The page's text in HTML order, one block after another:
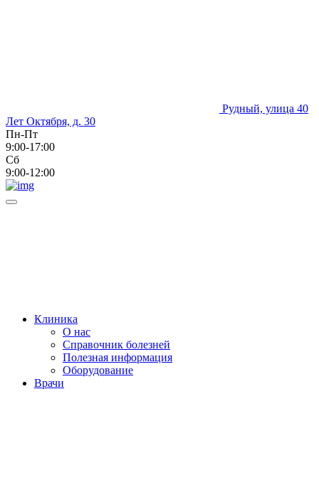
Рудный, улица 40
Лет Октября, д. 30
Пн-Пт
9:00-17:00
Сб
9:00-12:00
Клиника
О нас
Справочник болезней
Полезная информация
Оборудование
Врачи